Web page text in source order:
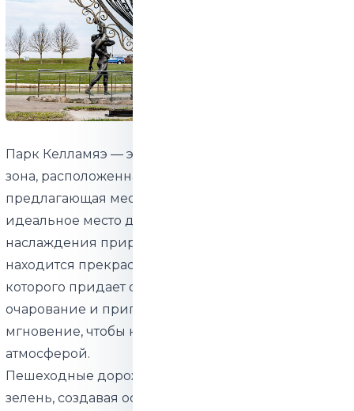
Парк Келламяэ — это 6,5-гектарная живописная
зона, расположенная в самом сердце Маарду и
предлагающая местным жителям и гостям города
идеальное место для прогулок, отдыха и
наслаждения природой. В центре парка
находится прекрасный пруд, спокойная гладь
которого придает окружающей местности особое
очарование и приглашает людей остановиться на
мгновение, чтобы насладиться умиротворенной
атмосферой.
Пешеходные дорожки проходят через пышную
зелень, создавая островок тишины и спокойствия